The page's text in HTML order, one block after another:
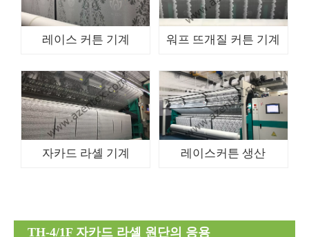
레이스 커튼 기계 워프 뜨개질 커튼 기계
자카드 라셸 기계 레이스커튼 생산
TH-4/1F 자카드 라셸 원단의 응용